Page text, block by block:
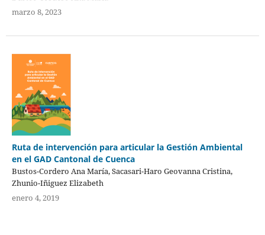
marzo 8, 2023
Ruta de intervención para articular la Gestión Ambiental
en el GAD Cantonal de Cuenca
Bustos-Cordero Ana María, Sacasari-Haro Geovanna Cristina,
Zhunio-Iñiguez Elizabeth
enero 4, 2019